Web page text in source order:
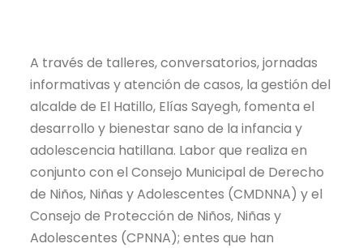
A través de talleres, conversatorios, jornadas
informativas y atención de casos, la gestión del
alcalde de El Hatillo, Elías Sayegh, fomenta el
desarrollo y bienestar sano de la infancia y
adolescencia hatillana. Labor que realiza en
conjunto con el Consejo Municipal de Derecho
de Niños, Niñas y Adolescentes (CMDNNA) y el
Consejo de Protección de Niños, Niñas y
Adolescentes (CPNNA); entes que han